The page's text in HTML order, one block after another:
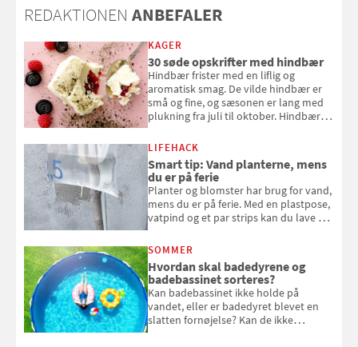
REDAKTIONEN ANBEFALER
KAGER
30 søde opskrifter med hindbær
Hindbær frister med en liflig og
aromatisk smag. De vilde hindbær er
små og fine, og sæsonen er lang med
plukning fra juli til oktober. Hindbær
kan bruge dine hindbær i alt fra
bagværk og salater til is og syltning.
LIFEHACK
Smart tip: Vand planterne, mens
du er på ferie
Planter og blomster har brug for vand,
mens du er på ferie. Med en plastpose,
vatpind og et par strips kan du lave dit
at bede naboen om at vande eller
komme hjem til døde planter
SOMMER
Hvordan skal badedyrene og
badebassinet sorteres?
Kan badebassinet ikke holde på
vandet, eller er badedyret blevet en
slatten fornøjelse? Kan de ikke